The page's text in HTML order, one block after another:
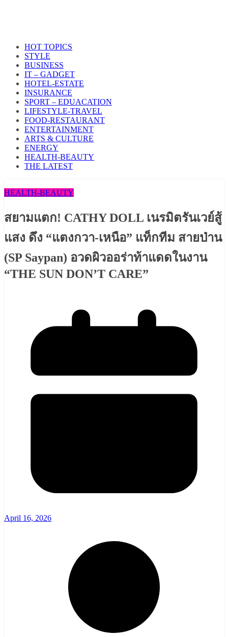
HOT TOPICS
STYLE
BUSINESS
IT – GADGET
HOTEL-ESTATE
INSURANCE
SPORT – EDUACATION
LIFESTYLE​-TRAVEL​
FOOD-RESTAURANT
ENTERTAINMENT
ARTS & CULTURE
ENERGY
HEALTH​-BEAUTY
THE LATEST
HEALTH​-BEAUTY
สยามแตก! CATHY DOLL เนรมิตรันเวย์สู้
แสง ดึง “แตงกวา-เหนือ” แท็กทีม สายป่าน
(SP Saypan) อวดผิวออร่าท้าแดดในงาน
“THE SUN DON’T CARE”
April 16, 2026